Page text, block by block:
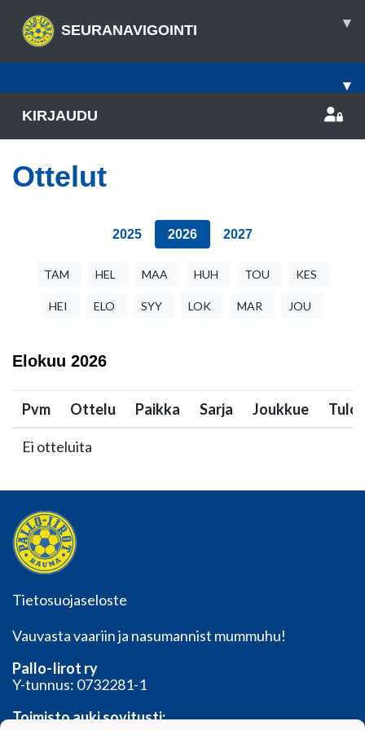
SEURANAVIGOINTI ▾
▾
KIRJAUDU
Ottelut
2025 2026 2027
TAM HEL MAA HUH TOU KES
HEI ELO SYY LOK MAR JOU
Elokuu 2026
Pvm Ottelu Paikka Sarja Joukkue Tulos
Ei otteluita
Tietosuojaseloste
Vauvasta vaariin ja nasumannist mummuhu!
Pallo-Iirot ry
Y-tunnus: 0732281-1
Toimisto auki sovitusti: